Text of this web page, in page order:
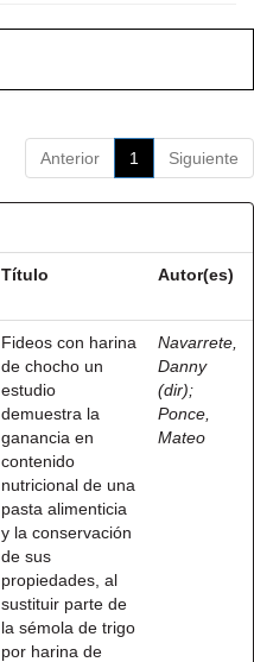
Anterior 1 Siguiente
Título Autor(es)
Fideos con harina
de chocho un
estudio
demuestra la
ganancia en
contenido
nutricional de una
pasta alimenticia
y la conservación
de sus
propiedades, al
sustituir parte de
la sémola de trigo
por harina de
Navarrete,
Danny
(dir);
Ponce,
Mateo